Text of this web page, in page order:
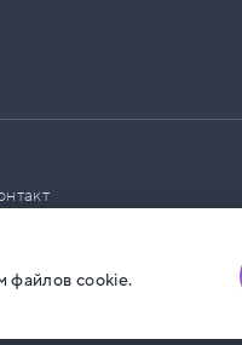
файлов cookie.